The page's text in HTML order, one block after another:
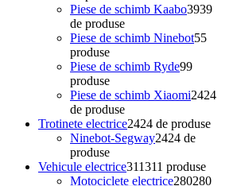
Piese de schimb Kaabo3939
de produse
Piese de schimb Ninebot55
produse
Piese de schimb Ryde99
produse
Piese de schimb Xiaomi2424
de produse
Trotinete electrice2424 de produse
Ninebot-Segway2424 de
produse
Vehicule electrice311311 produse
Motociclete electrice280280